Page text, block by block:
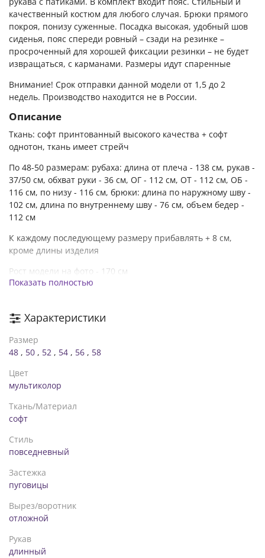
качественный костюм для любого случая. Брюки прямого
покроя, понизу суженные. Посадка высокая, удобный шов
сиденья, пояс спереди ровный – сзади на резинке –
просроченный для хорошей фиксации резинки – не будет
извращаться, с карманами. Размеры идут спаренные
Внимание! Срок отправки данной модели от 1,5 до 2
недель. Производство находится не в России.
Описание
Ткань: софт принтованный высокого качества + софт
однотон, ткань имеет стрейч
По 48-50 размерам: рубаха: длина от плеча - 138 см, рукав -
37/50 см, обхват руки - 36 см, ОГ - 112 см, ОТ - 112 см, ОБ -
116 см, по низу - 116 см, брюки: длина по наружному шву -
102 см, длина по внутреннему шву - 76 см, объем бедер -
112 см
К каждому последующему размеру прибавлять + 8 см,
кроме длины изделия
Рост модели на фото - 170 см
Показать полностью
Характеристики
Размер
48 , 50 , 52 , 54 , 56 , 58
Цвет
мультиколор
Ткань/Материал
софт
Стиль
повседневный
Застежка
пуговицы
Вырез/воротник
отложной
Рукав
длинный